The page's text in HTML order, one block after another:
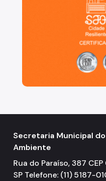
Secretaria Municipal
Ambiente
Rua do Paraíso, 387
SP Telefone: (11) 5187-